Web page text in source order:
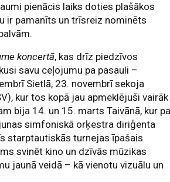
pienācis laiks doties plašākos
ir pamanīts un trīsreiz nominēts
koncertā, kas drīz piedzīvos
savu ceļojumu pa pasauli –
Sietlā, 23. novembrī sekoja
kur tos kopā jau apmeklējuši vairāk
bija 14. un 15. marts Taivānā, kur
simfoniskā orķestra diriģenta
starptautiskās turnejas īpašais
svinēt kino un dzīvās mūzikas
jaunā veidā – kā vienotu vizuālu un